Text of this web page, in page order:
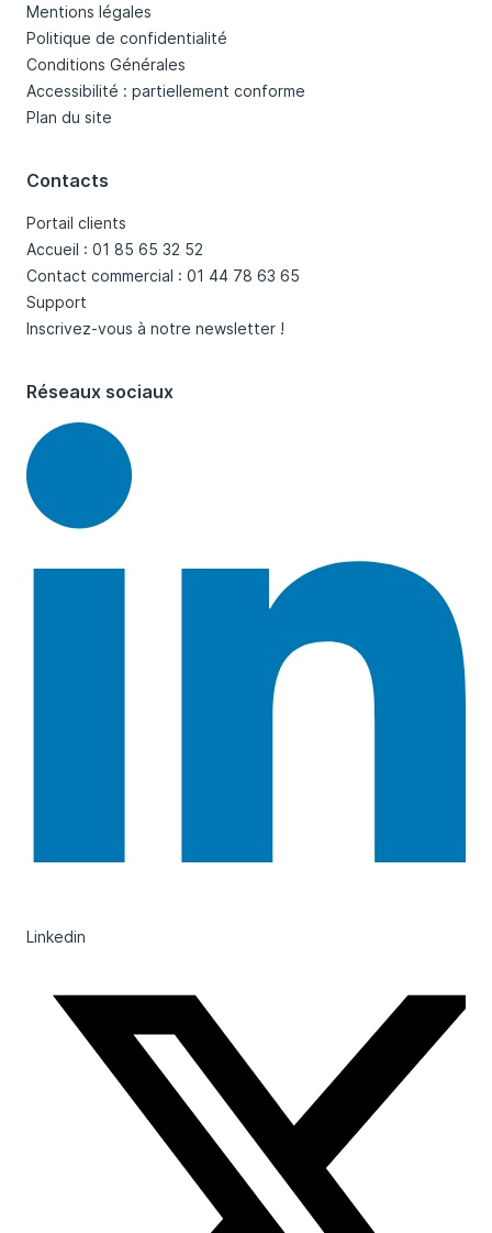
Mentions légales
Politique de confidentialité
Conditions Générales
Accessibilité : partiellement conforme
Plan du site
Contacts
Portail clients
Accueil : 01 85 65 32 52
Contact commercial : 01 44 78 63 65
Support
Inscrivez-vous à notre newsletter !
Réseaux sociaux
Linkedin